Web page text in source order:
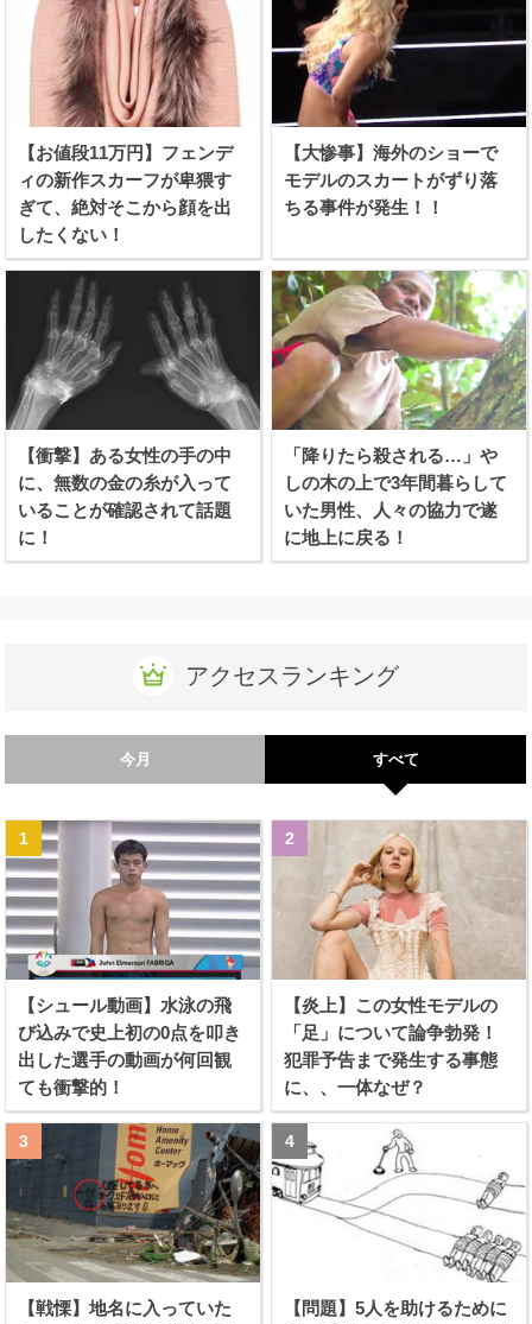
【お値段11万円】フェンデ
ィの新作スカーフが卑猥す
ぎて、絶対そこから顔を出
したくない！
【大惨事】海外のショーで
モデルのスカートがずり落
ちる事件が発生！！
【衝撃】ある女性の手の中
に、無数の金の糸が入って
いることが確認されて話題
に！
「降りたら殺される…」や
しの木の上で3年間暮らして
いた男性、人々の協力で遂
に地上に戻る！
アクセスランキング
今月 すべて
【シュール動画】水泳の飛
び込みで史上初の0点を叩き
出した選手の動画が何回観
ても衝撃的！
【炎上】この女性モデルの
「足」について論争勃発！
犯罪予告まで発生する事態
に、、一体なぜ？
【戦慄】地名に入っていた
【問題】5人を助けるために